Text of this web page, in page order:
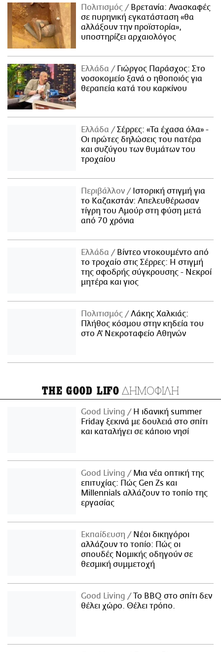
Πολιτισμός
Βρετανία: Ανασκαφές
σε πυρηνική εγκατάσταση «θα
αλλάξουν την προϊστορία»,
υποστηρίζει αρχαιολόγος
Ελλάδα
Γιώργος Παράσχος: Στο
νοσοκομείο ξανά ο ηθοποιός για
θεραπεία κατά του καρκίνου
Ελλάδα
Σέρρες: «Τα έχασα όλα» -
Οι πρώτες δηλώσεις του πατέρα
και συζύγου των θυμάτων του
τροχαίου
Περιβάλλον
Ιστορική στιγμή για
το Καζακστάν: Απελευθέρωσαν
τίγρη του Αμούρ στη φύση μετά
από 70 χρόνια
Ελλάδα
Βίντεο ντοκουμέντο από
το τροχαίο στις Σέρρες: Η στιγμή
της σφοδρής σύγκρουσης - Νεκροί
μητέρα και γιος
Πολιτισμός
Λάκης Χαλκιάς:
Πλήθος κόσμου στην κηδεία του
στο Α' Νεκροταφείο Αθηνών
THE GOOD LIFO ΔΗΜΟΦΙΛΗ
Good Living
Η ιδανική summer
Friday ξεκινά με δουλειά στο σπίτι
και καταλήγει σε κάποιο νησί
Good Living
Μια νέα οπτική της
επιτυχίας: Πώς Gen Zs και
Millennials αλλάζουν το τοπίο της
εργασίας
Εκπαίδευση
Νέοι δικηγόροι
αλλάζουν το τοπίο: Πώς οι
σπουδές Νομικής οδηγούν σε
θεσμική συμμετοχή
Good Living
Το BBQ στο σπίτι δεν
θέλει χώρο. Θέλει τρόπο.